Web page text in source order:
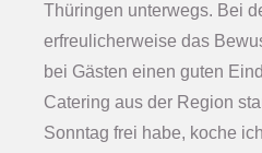
Thüringen unterwegs. Bei
erfreulicherweise das
bei Gästen einen guten
Catering aus der Region
Sonntag frei habe, koche